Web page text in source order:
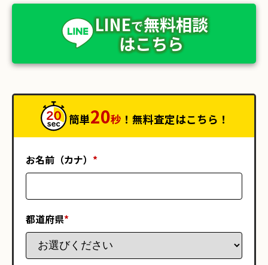
LINEで無料相談
はこちら
簡単20秒 ！無料査定はこちら！
お名前（カナ） *
都道府県*